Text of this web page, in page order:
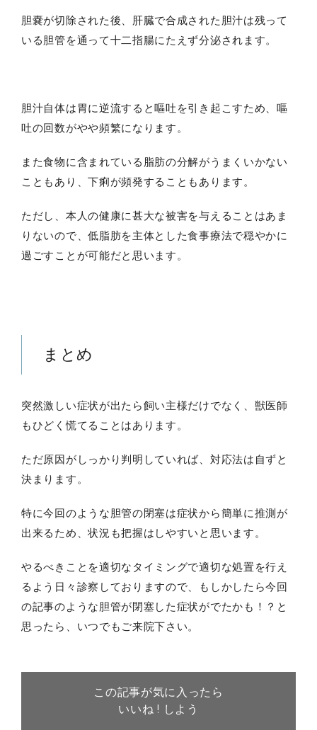
胆嚢が切除された後、肝臓で合成された胆汁は残って
いる胆管を通って十二指腸にたえず分泌されます。
胆汁自体は胃に逆流すると嘔吐を引き起こすため、嘔
吐の回数がやや頻繁になります。
また食物に含まれている脂肪の分解がうまくいかない
こともあり、下痢が頻発することもあります。
ただし、本人の健康に甚大な被害を与えることはあま
りないので、低脂肪を主体とした食事療法で穏やかに
過ごすことが可能だと思います。
まとめ
突然激しい症状が出たら飼い主様だけでなく、獣医師
もひどく慌てることはあります。
ただ原因がしっかり判明していれば、対応法は自ずと
決まります。
特に今回のような胆管の閉塞は症状から簡単に推測が
出来るため、状況も把握はしやすいと思います。
やるべきことを適切なタイミングで適切な処置を行え
るよう日々診察しておりますので、もしかしたら今回
の記事のような胆管が閉塞した症状がでたかも！？と
思ったら、いつでもご来院下さい。
この記事が気に入ったら
いいね ! しよう